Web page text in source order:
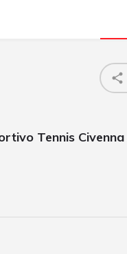
Tennis Civenna